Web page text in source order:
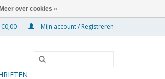
Mijn account / Registreren
Meer over cookies »